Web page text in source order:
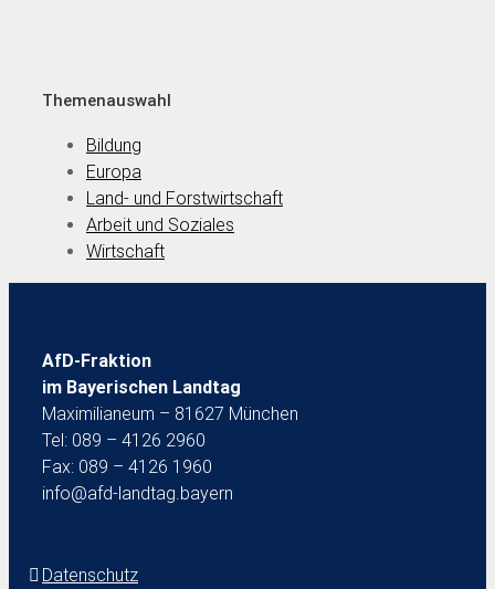
Themenauswahl
Bildung
Europa
Land- und Forstwirtschaft
Arbeit und Soziales
Wirtschaft
AfD-Fraktion
im Bayerischen Landtag
Maximilianeum – 81627 München
Tel: 089 – 4126 2960
Fax: 089 – 4126 1960
info@afd-landtag.bayern
Datenschutz